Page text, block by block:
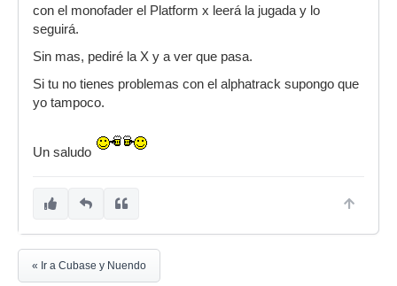
con el monofader el Platform x leerá la jugada y lo
seguirá.
Sin mas, pediré la X y a ver que pasa.
Si tu no tienes problemas con el alphatrack supongo que
yo tampoco.
Un saludo
« Ir a Cubase y Nuendo